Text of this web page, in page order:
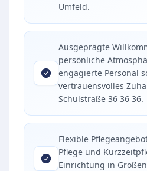
Umfeld.
Ausgeprägte
persönliche
engagierte Personal
vertrauensvolles
Schulstraße 36 36 36.
Flexible
Pflege und
Einrichtung in